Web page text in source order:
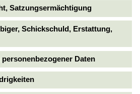
Satzungsermächtigung
Schickschuld, Erstattung,
Daten